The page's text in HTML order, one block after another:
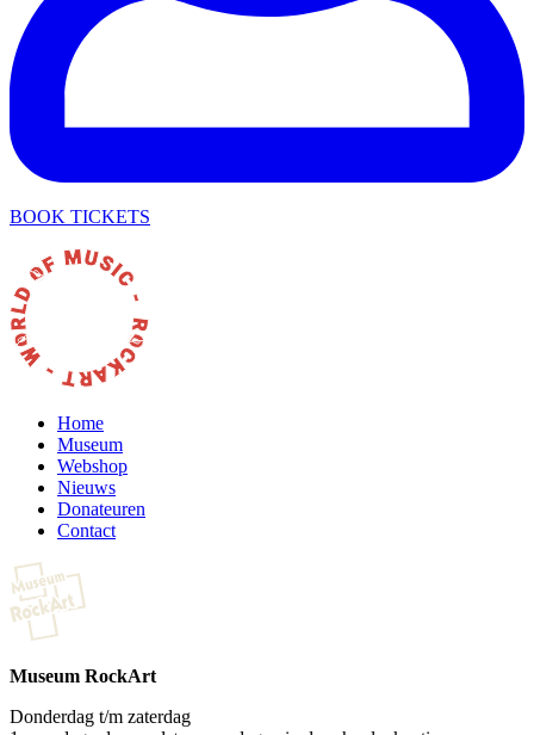
BOOK TICKETS
Home
Museum
Webshop
Nieuws
Donateuren
Contact
Museum RockArt
Donderdag t/m zaterdag